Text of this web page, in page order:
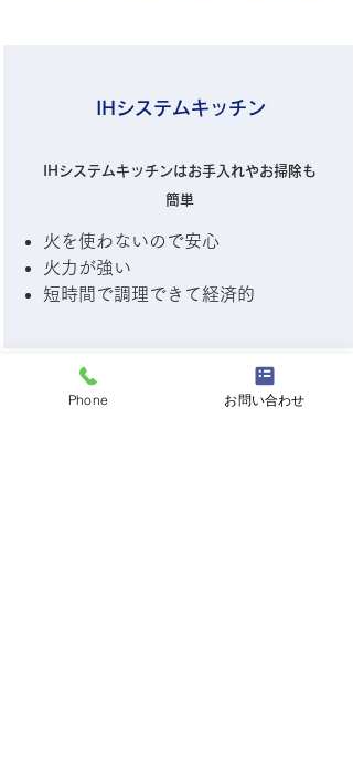
IHシステムキッチン
IHシステムキッチンはお手入れやお掃除も
簡単
火を使わないので安心
火力が強い
短時間で調理できて経済的
Phone お問い合わせ